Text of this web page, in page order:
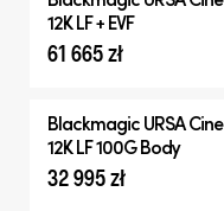
12K LF + EVF
61 665 zł
BlackmagicURSA Cine
12K LF 100G Body
32 995 zł